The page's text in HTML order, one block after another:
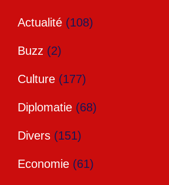
Actualité (108)
Buzz (2)
Culture (177)
Diplomatie (68)
Divers (151)
Economie (61)